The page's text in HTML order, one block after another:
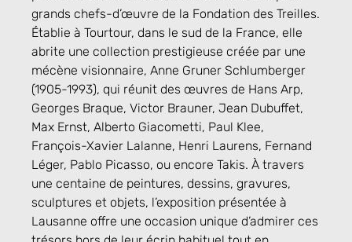
grands chefs-d’œuvre de la Fondation des Treilles.
Établie à Tourtour, dans le sud de la France, elle
abrite une collection prestigieuse créée par une
mécène visionnaire, Anne Gruner Schlumberger
(1905-1993), qui réunit des œuvres de Hans Arp,
Georges Braque, Victor Brauner, Jean Dubuffet,
Max Ernst, Alberto Giacometti, Paul Klee,
François-Xavier Lalanne, Henri Laurens, Fernand
Léger, Pablo Picasso, ou encore Takis. À travers
une centaine de peintures, dessins, gravures,
sculptures et objets, l’exposition présentée à
Lausanne offre une occasion unique d’admirer ces